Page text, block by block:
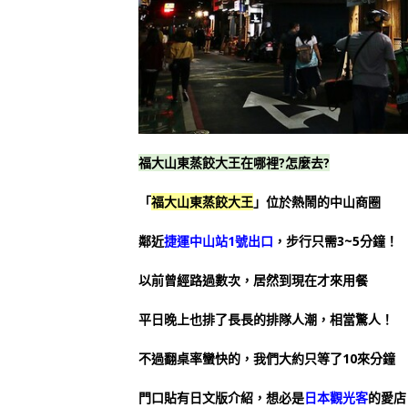
福大山東蒸餃大王在哪裡?怎麼去?
「福大山東蒸餃大王」位於熱鬧的中山商圈
鄰近捷運中山站1號出口 ，步行只需3~5分鐘！
以前曾經路過數次，居然到現在才來用餐
平日晚上也排了長長的排隊人潮，相當驚人！
不過翻桌率蠻快的，我們大約只等了10來分鐘
門口貼有日文版介紹，想必是日本觀光客的愛